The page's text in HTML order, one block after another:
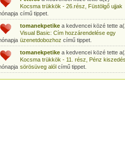
Kocsma trükkök - 26.rész, Füstölgő ujjak
című tippet.
tomanekpetikea kedvencei közé tette
Visual Basic: Cím hozzárendelése egy
üzenetdobozhoz című tippet.
tomanekpetikea kedvencei közé tette
Kocsma trükkök - 11. rész, Pénz
sörösüveg alólcímű tippet.
tomanekpetikea kedvencei közé tette